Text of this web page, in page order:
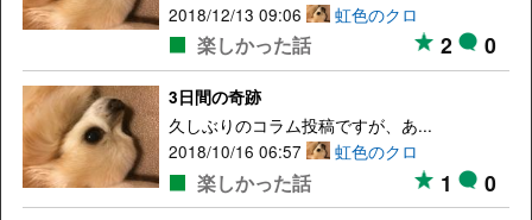
2018/12/13 09:06
虹色のクロ
楽しかった話 2 0
3日間の奇跡
久しぶりのコラム投稿ですが、あ...
2018/10/16 06:57
虹色のクロ
楽しかった話 1 0